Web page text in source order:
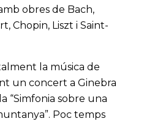
obres de Bach,
Chopin, Liszt i Saint-
la música de
un concert a Ginebra
“Simfonia sobre una
Poc temps